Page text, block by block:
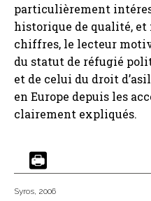
particulièrement
historique de qualité, et
chiffres, le lecteur
du statut de réfugié
et de celui du droit
en Europe depuis les
clairement expliqués.
Syros, 2006